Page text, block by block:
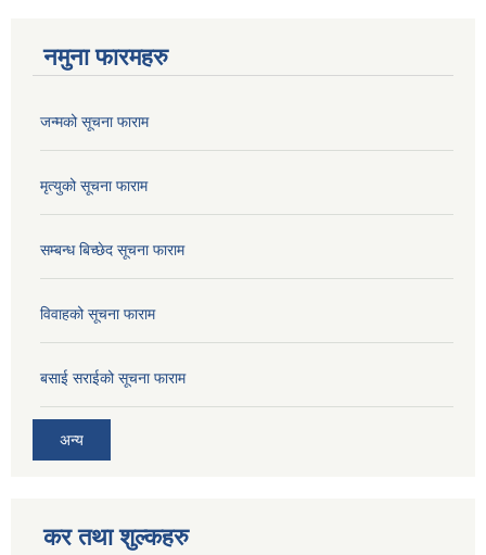
नमुना फारमहरु
जन्मको सूचना फाराम
मृत्युको सूचना फाराम
सम्बन्ध बिच्छेद सूचना फाराम
विवाहको सूचना फाराम
बसाई सराईको सूचना फाराम
अन्य
कर तथा शुल्कहरु